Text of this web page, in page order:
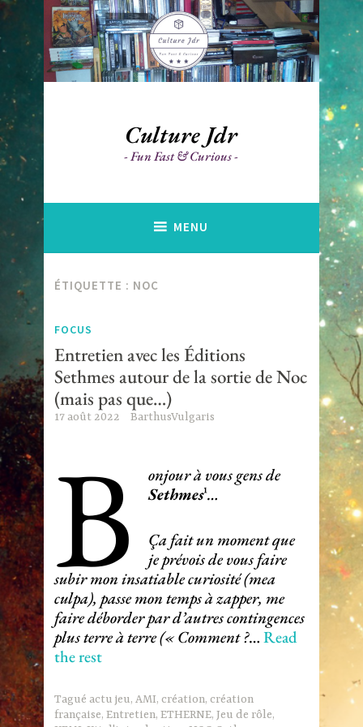
Accéder
au
contenu
principal
Culture Jdr
Fun Fast & Curious
MENU
ÉTIQUETTE : NOC
FOCUS
Entretien avec les Éditions
Sethmes autour de la sortie de Noc
(mais pas que…)
17 août 2022 BarthusVulgaris
B
onjour à vous gens de
Sethmes¹…
Ça fait un moment que
je prévois de vous faire
subir mon insatiable curiosité (mea
culpa), passe mon temps à zapper, me
faire déborder par d’autres contingences
plus terre à terre (« Comment ?…Read
the rest
Tagué actu jeu,AMI,création,création
française,Entretien,ETHERNE,Jeu de rôle,